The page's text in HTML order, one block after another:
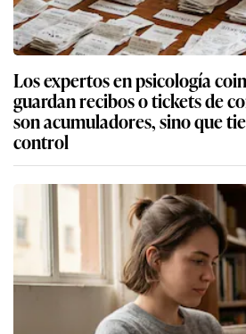
Los expertos en psicología
guardan recibos o tickets de
son acumuladores, sino que
control